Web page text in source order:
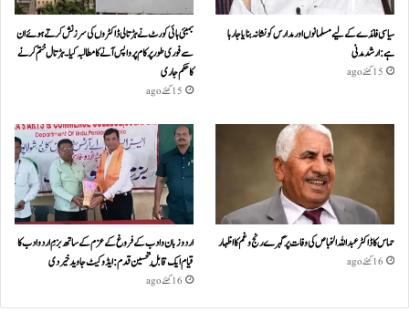
سیاسی فائدے کے لیے مسلمانوں اور مدارس کو نشانہ بنایا جا رہا
ہے: ارشد مدنی
15 گھنٹے ago
بمبئی ہائی کورٹ نے ہڑتالی ڈاکٹروں کی سرزنش کرتے ہوئے ان
سے فوری طور پر کام پر واپس آنے کا مطالبہ کیا۔ہڑتال ختم کرنے
کا حکم جاری
15 گھنٹے ago
حماس کا ڈاکٹر عبداللہ الخباص کی وفات پر گہرے رنج وغم کااظہار
16 گھنٹے ago
اردو زبان و ادب کے فروغ کے عزم کے ساتھ بزمِ اردو ادب کا
قیام ایک قابلِ تحسین قدم : ایڈوکیٹ جاوید خیردی
16 گھنٹے ago